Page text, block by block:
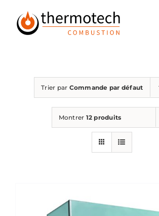
contenu
Trier par Commande par défaut
Montrer 12 produits